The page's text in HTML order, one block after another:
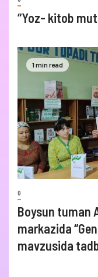
“Yoz- kitob
1 min read
0
Boysun tuman
markazida
mavzusida